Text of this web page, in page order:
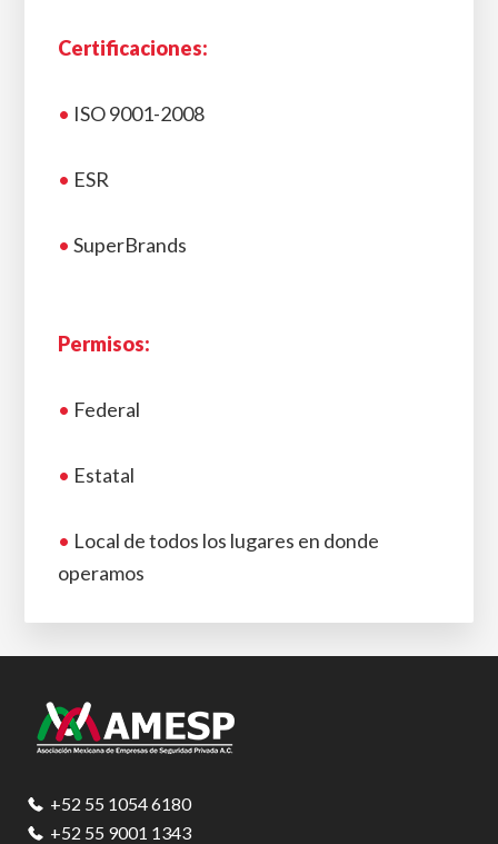
Certificaciones:
• ISO 9001-2008
• ESR
• SuperBrands
Permisos:
• Federal
• Estatal
• Local de todos los lugares en donde
operamos
Footer
+52 55 1054 6180
+52 55 9001 1343